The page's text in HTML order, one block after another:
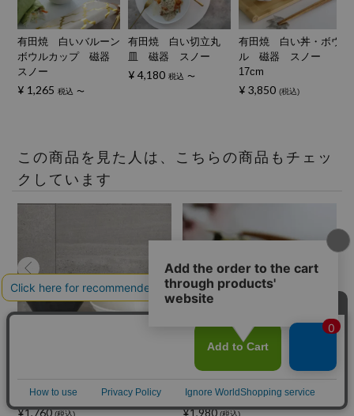
有田焼 白いバルーン
ボウルカップ 磁器
スノー
¥ 1,265 税込 〜
有田焼 白い切立丸
皿 磁器 スノー
¥ 4,180 税込 〜
有田焼 白い丼・ボウ
ル 磁器 スノー
17cm
¥ 3,850 税込
この商品を見た人は、こちらの商品もチェッ
クしています
18.5cm RINKA
¥1,760 (税込)
器 スノー 11.5cm
¥1,980 (税込)